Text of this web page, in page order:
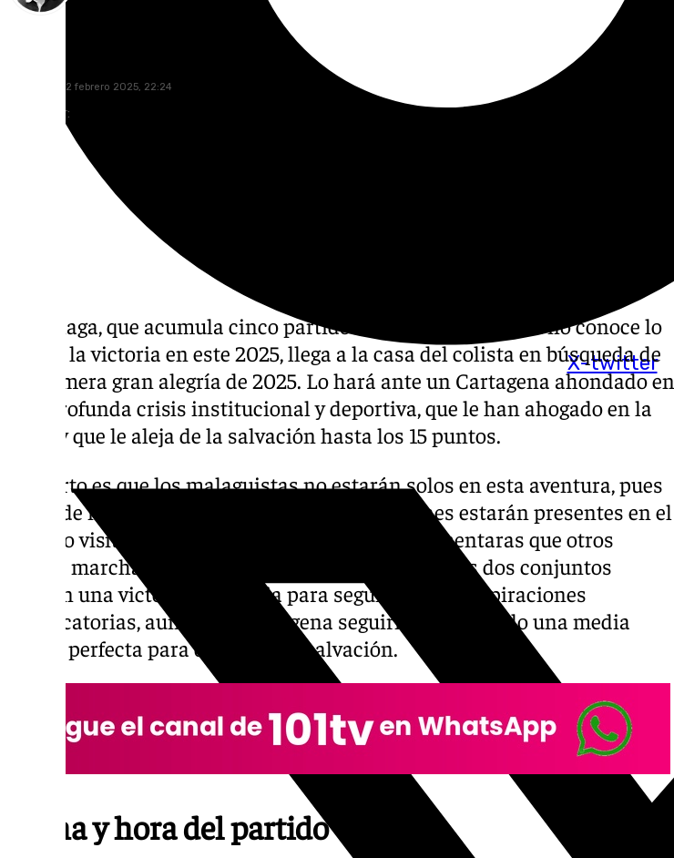
X-twitter
miércoles, 12 febrero 2025, 22:24
Compartir:
El Málaga, que acumula cinco partidos sin ganar y que aún no conoce lo
que es la victoria en este 2025, llega a la casa del colista en búsqueda de
su primera gran alegría de 2025. Lo hará ante un Cartagena ahondado en
una profunda crisis institucional y deportiva, que le han ahogado en la
tabla y que le aleja de la salvación hasta los 15 puntos.
Lo cierto es que los malaguistas no estarán solos en esta aventura, pues
cerca de medio millar de aficionados boquerones estarán presentes en el
estadio visitante. Algunos lo harán en autocar, mentaras que otros
tantos marcharán en sus vehículos personales. Los dos conjuntos
buscan una victoria necesaria para seguir con sus aspiraciones
clasificatorias, aunque el Cartagena seguiría necesitando una media
vuelta perfecta para optar por la salvación.
Fecha y hora del partido